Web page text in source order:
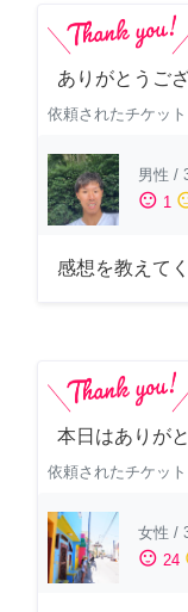
ありがとうご
依頼されたチケット
男性 /
sentiment_satisfied 1
感想を教えて
本日はありが
依頼されたチケット
女性 /
sentiment_satisfied 24